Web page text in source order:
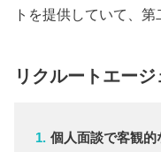
トを提供していて、第
リクルートエー
個人面談で客観的